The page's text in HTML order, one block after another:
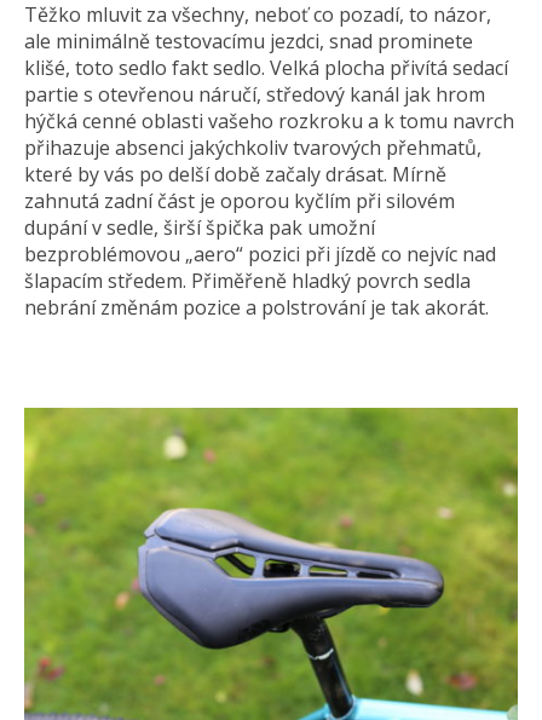
Těžko mluvit za všechny, neboť co pozadí, to názor,
ale minimálně testovacímu jezdci, snad prominete
klišé, toto sedlo fakt sedlo. Velká plocha přivítá sedací
partie s otevřenou náručí, středový kanál jak hrom
hýčká cenné oblasti vašeho rozkroku a k tomu navrch
přihazuje absenci jakýchkoliv tvarových přehmatů,
které by vás po delší době začaly drásat. Mírně
zahnutá zadní část je oporou kyčlím při silovém
dupání v sedle, širší špička pak umožní
bezproblémovou „aero“ pozici při jízdě co nejvíc nad
šlapacím středem. Přiměřeně hladký povrch sedla
nebrání změnám pozice a polstrování je tak akorát.